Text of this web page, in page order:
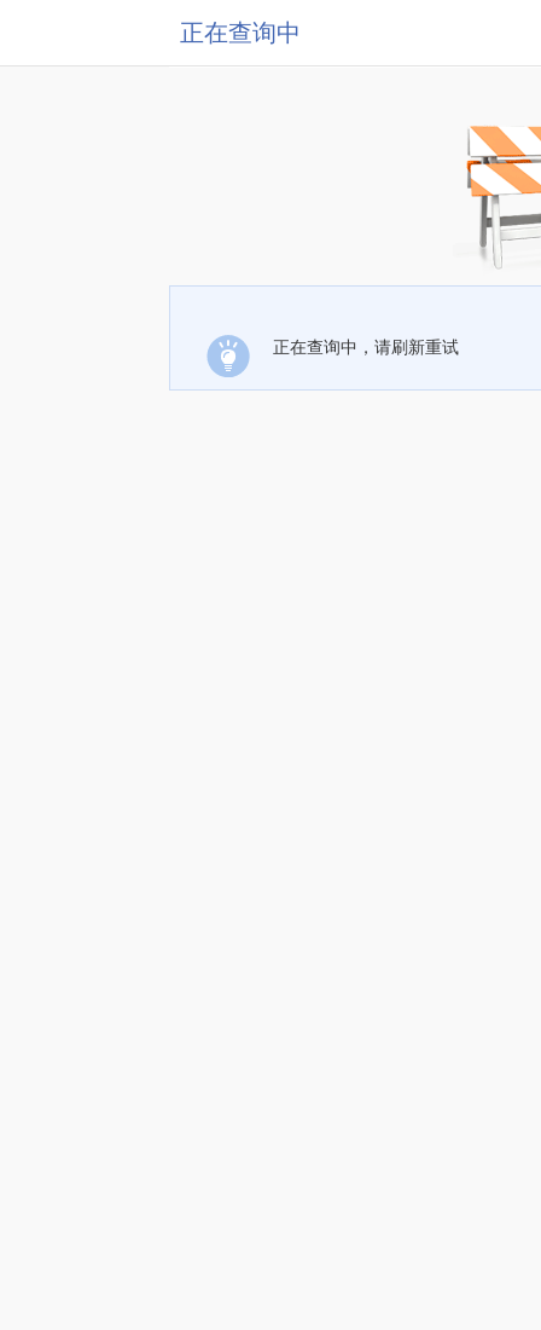
正在查询中
正在查询中，请刷新重试